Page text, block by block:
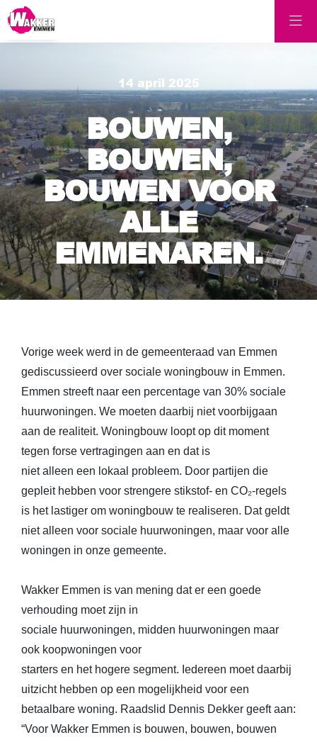
14 april 2025
BOUWEN,
BOUWEN,
BOUWEN VOOR
ALLE
EMMENAREN.
Vorige week werd in de gemeenteraad van Emmen
gediscussieerd over sociale woningbouw in Emmen.
Emmen streeft naar een percentage van 30% sociale
huurwoningen. We moeten daarbij niet voorbijgaan
aan de realiteit. Woningbouw loopt op dit moment
tegen forse vertragingen aan en dat is
niet alleen een lokaal probleem. Door partijen die
gepleit hebben voor strengere stikstof- en CO₂-regels
is het lastiger om woningbouw te realiseren. Dat geldt
niet alleen voor sociale huurwoningen, maar voor alle
woningen in onze gemeente.
Wakker Emmen is van mening dat er een goede
verhouding moet zijn in
sociale huurwoningen, midden huurwoningen maar
ook koopwoningen voor
starters en het hogere segment. Iedereen moet daarbij
uitzicht hebben op een mogelijkheid voor een
betaalbare woning. Raadslid Dennis Dekker geeft aan:
“Voor Wakker Emmen is bouwen, bouwen, bouwen